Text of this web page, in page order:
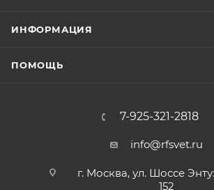
ИНФОРМАЦИЯ
ПОМОЩЬ
7-925-321-2818
info@rfsvet.ru
г. Москва, ул. Шоссе
152